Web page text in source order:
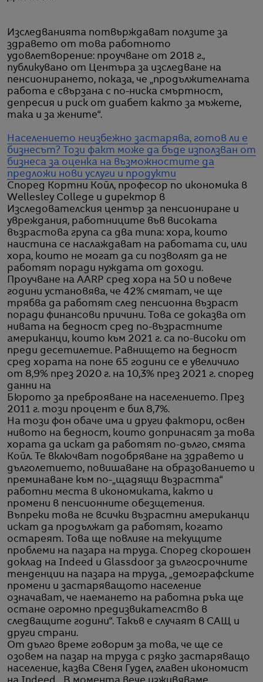
Изследванията потвърждават ползите за
здравето от това работното
удовлетворение: проучване от 2018 г.,
публикувано от Центъра за изследване на
пенсионирането, показа, че „продължителната
работа е свързана с по-ниска смъртност,
депресия и риск от диабет както за мъжете,
така и за жените“.
Населението неизбежно застарява, готов ли е
бизнесът?
Този факт може да бъде използван от
бизнеса за оценка на възможностите да
предложи нови услуги и продукти
Според Кортни Койл, професор по икономика в
Wellesley College и директор в
Изследователския център за пенсиониране и
увреждания, работниците във високата
възрастова група са два типа: хора, които
наистина се наслаждават на работата си, или
хора, които не могат да си позволят да не
работят поради нуждата от доходи.
Проучване на AARP сред хора на 50 и повече
години установява, че 42% смятат, че ще
трябва да работят след пенсионна възраст
поради финансови причини. Това се доказва от
нивата на бедност сред по-възрастните
американци, които към 2021 г. са по-високи от
преди десетилетие. Равнището на бедност
сред хората на поне 65 години се е увеличило
от 8,9% през 2020 г. на 10,3% през 2021 г. според
данни на
Бюрото за преброяване на населението. През
2011 г. този процент е бил 8,7%.
На този фон обаче има и други фактори, освен
нивото на бедност, които допринасят за това
хората да искат да работят по-дълго, смята
Койл. Те включват подобряване на здравето и
дълголетието, повишаване на образованието и
преминаване към по-„щадящи възрастта“
работни места в икономиката, както и
промени в пенсионните обезщетения.
Въпреки това не всички възрастни американци
искат да продължат да работят, когато
остареят. Това ще повлияе на текущите
проблеми на пазара на труда. Според скорошен
доклад на Indeed и Glassdoor за дългосрочните
тенденции на пазара на труда, „демографските
промени и застаряващото население
означават, че наемането на работна ръка ще
остане огромно предизвикателство в
следващите години“. Такъв е случаят в САЩ и
други страни.
От дълго време говорим за това, че ще се
озовем на пазар на труда с рязко застаряващо
население, казва Свеня Гудел, главен икономист